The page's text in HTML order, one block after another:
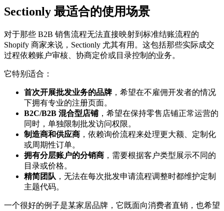
Sectionly 最适合的使用场景
对于那些 B2B 销售流程无法直接映射到标准结账流程的
Shopify 商家来说，Sectionly 尤其有用。这包括那些实际成交
过程依赖账户审核、协商定价或目录控制的业务。
它特别适合：
首次开展批发业务的品牌 ，希望在不雇佣开发者的情况
下拥有专业的注册页面。
B2C/B2B 混合型店铺，希望在保持零售店铺正常运营的
同时，单独限制批发访问权限。
制造商和供应商 ，依赖询价流程来处理更大额、定制化
或周期性订单。
拥有分层账户的分销商 ，需要根据客户类型展示不同的
目录或价格。
精简团队 ，无法在每次批发申请流程调整时都维护定制
主题代码。
一个很好的例子是某家居品牌，它既面向消费者直销，也希望